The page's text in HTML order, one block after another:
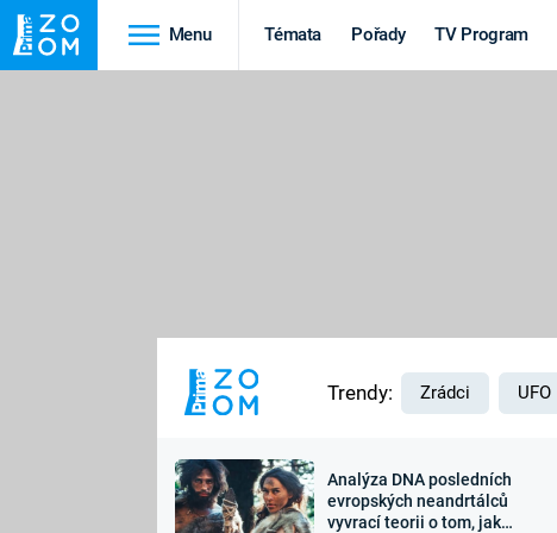
Menu Témata Pořady TV Program
Výročí
Trendy: Zrádci UFO
Analýza DNA posledních
evropských neandrtálců
vyvrací teorii o tom, jak